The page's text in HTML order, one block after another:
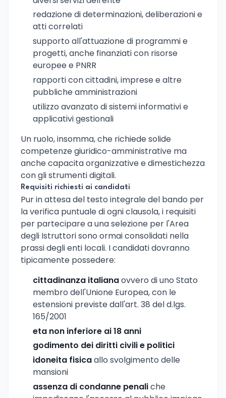
redazione di determinazioni, deliberazioni e
atti correlati
supporto all'attuazione di programmi e
progetti, anche finanziati con risorse
europee e PNRR
rapporti con cittadini, imprese e altre
pubbliche amministrazioni
utilizzo avanzato di sistemi informativi e
applicativi gestionali
Un ruolo, insomma, che richiede solide
competenze giuridico-amministrative ma
anche capacita organizzative e dimestichezza
con gli strumenti digitali.
Requisiti richiesti ai candidati
Pur in attesa del testo integrale del bando per
la verifica puntuale di ogni clausola, i requisiti
per partecipare a una selezione per l'Area
degli Istruttori sono ormai consolidati nella
prassi degli enti locali. I candidati dovranno
tipicamente possedere:
cittadinanza italianaovvero di uno Stato
membro dell'Unione Europea, con le
estensioni previste dall'art. 38 del d.lgs.
165/2001
eta non inferiore ai 18 anni
godimento dei diritti civili e politici
idoneita fisicaallo svolgimento delle
mansioni
assenza di condanne penaliche